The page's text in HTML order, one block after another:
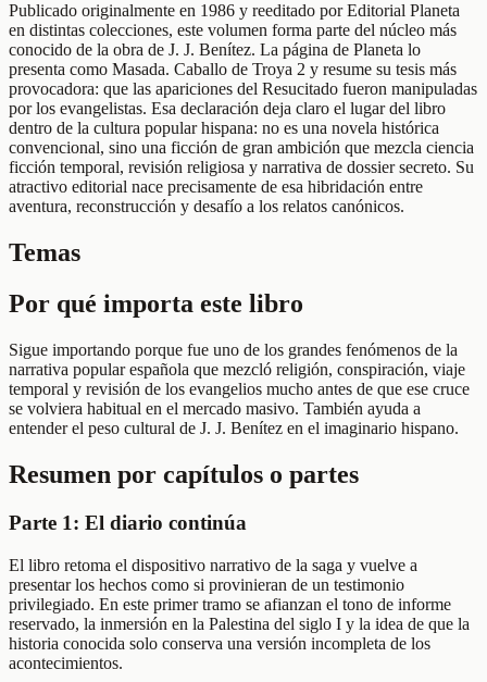
Publicado originalmente en 1986 y reeditado por Editorial Planeta
en distintas colecciones, este volumen forma parte del núcleo más
conocido de la obra de J. J. Benítez. La página de Planeta lo
presenta como Masada. Caballo de Troya 2 y resume su tesis más
provocadora: que las apariciones del Resucitado fueron manipuladas
por los evangelistas. Esa declaración deja claro el lugar del libro
dentro de la cultura popular hispana: no es una novela histórica
convencional, sino una ficción de gran ambición que mezcla ciencia
ficción temporal, revisión religiosa y narrativa de dossier secreto. Su
atractivo editorial nace precisamente de esa hibridación entre
aventura, reconstrucción y desafío a los relatos canónicos.
Temas
Por qué importa este libro
Sigue importando porque fue uno de los grandes fenómenos de la
narrativa popular española que mezcló religión, conspiración, viaje
temporal y revisión de los evangelios mucho antes de que ese cruce
se volviera habitual en el mercado masivo. También ayuda a
entender el peso cultural de J. J. Benítez en el imaginario hispano.
Resumen por capítulos o partes
Parte 1: El diario continúa
El libro retoma el dispositivo narrativo de la saga y vuelve a
presentar los hechos como si provinieran de un testimonio
privilegiado. En este primer tramo se afianzan el tono de informe
reservado, la inmersión en la Palestina del siglo I y la idea de que la
historia conocida solo conserva una versión incompleta de los
acontecimientos.